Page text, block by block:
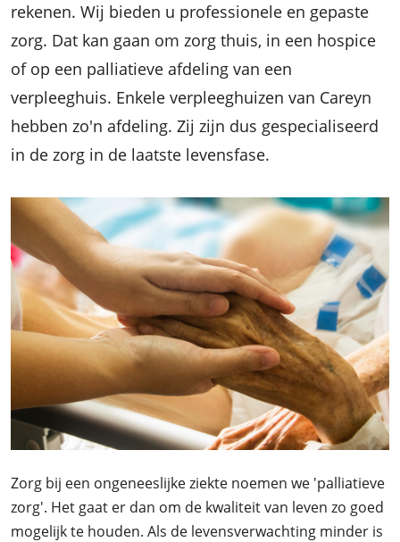
rekenen. Wij bieden u professionele en gepaste
zorg. Dat kan gaan om zorg thuis, in een hospice
of op een palliatieve afdeling van een
verpleeghuis. Enkele verpleeghuizen van Careyn
hebben zo'n afdeling. Zij zijn dus gespecialiseerd
in de zorg in de laatste levensfase.
Zorg bij een ongeneeslijke ziekte noemen we 'palliatieve
zorg'. Het gaat er dan om de kwaliteit van leven zo goed
mogelijk te houden. Als de levensverwachting minder is